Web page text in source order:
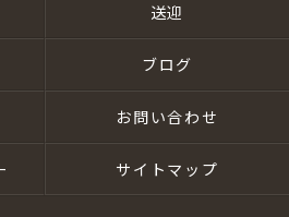
送迎
ブログ
お問い合わせ
サイトマップ